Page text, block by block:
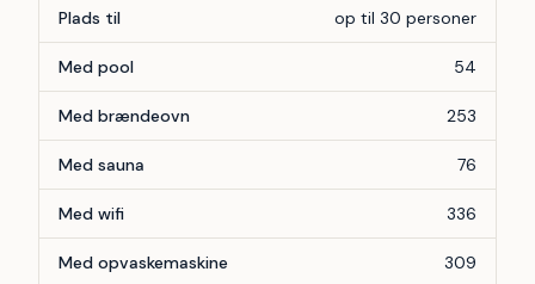
Plads til op til 30 personer
Med pool 54
Med brændeovn 253
Med sauna 76
Med wifi 336
Med opvaskemaskine 309